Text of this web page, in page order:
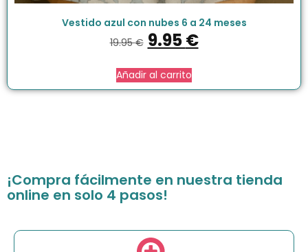
Vestido azul con nubes 6 a 24 meses
19.95€ 9.95€
Añadir al carrito
¡Compra fácilmente en nuestra tienda
online en solo 4 pasos!